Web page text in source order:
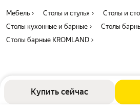
Купить сейчас
стойка не займет много места и
помещение. Кухонный столик loft
уголка на балконе или
в кухне. Также этот стол прямоугольный
других общественных мест. Это
стиль лофт и современные дизайнерские
мебель прекрасно сочетается с
Она выглядит эффектно как в
Мебель Столы и стулья
Столы и
Столы кухонные и барные
Столы
Столы барные KROMLAND